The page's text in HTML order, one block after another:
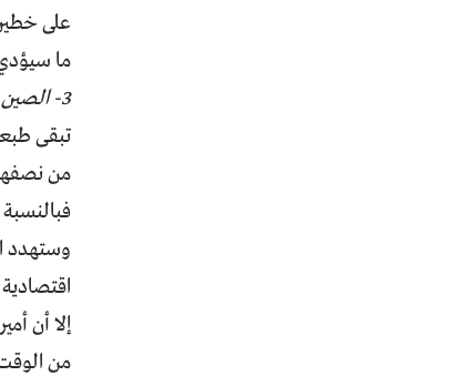
على
ما سيؤدي
3- الصين
من
وستهدد
إلا أن
من